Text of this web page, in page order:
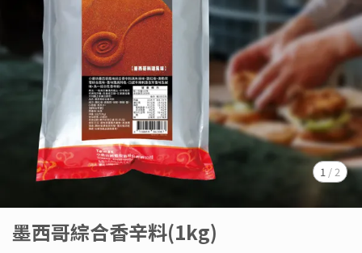
1 /2
墨西哥綜合香辛料(1kg)